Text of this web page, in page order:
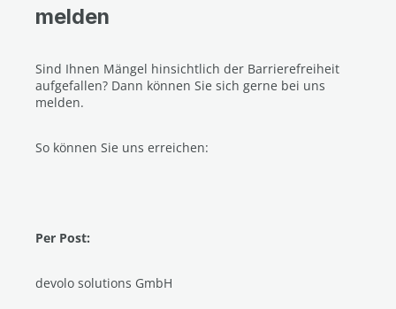
melden
Sind Ihnen Mängel hinsichtlich der Barrierefreiheit
aufgefallen? Dann können Sie sich gerne bei uns
melden.
So können Sie uns erreichen:
Per Post:
devolo solutions GmbH